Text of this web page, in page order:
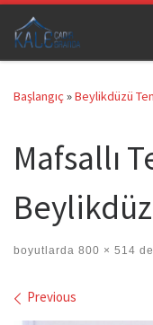
Skip to content
Başlangıç»Beylikdüzü
Mafsallı
boyutlarda 800 × 514 de
Images
Previous